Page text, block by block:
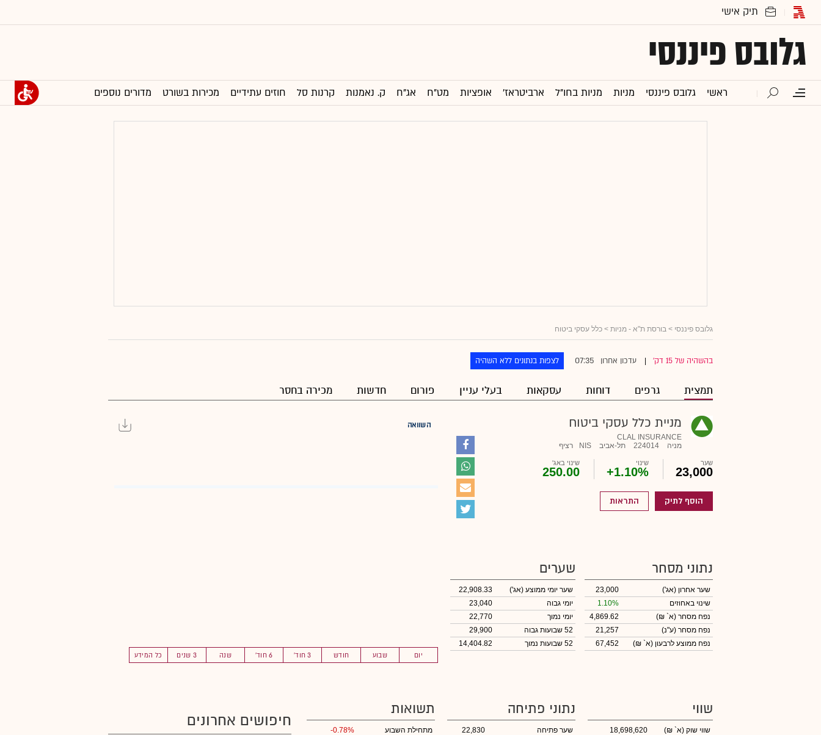
גלובס פיננסי
ראשי גלובס פיננסי מניות מניות בחו"ל ארביטראז' אופציות מט"ח אג"ח ק. נאמנות קרנות סל חוזים עתידיים מכירות בשורט מדורים נוספים
גלובס פיננסי > בורסת ת"א - מניות > כלל עסקי ביטוח
בהשהיה של 15 דק' עדכון אחרון 07:35 לצפות בנתונים ללא השהיה
תמצית גרפים דוחות עסקאות בעלי עניין פורום חדשות מכירה בחסר
מניית כלל עסקי ביטוח
CLAL INSURANCE
מניה
224014 תל-אביב NIS רציף
שער
23,000
שינוי
+1.10%
שינוי באג'
250.00
הוסף לתיק התראות
השוואה
יום שבוע חודש 3 חוד' 6 חוד' שנה 3 שנים כל המידע
נתוני מסחר
שער אחרון (אג')
23,000
שינוי באחוזים
1.10%
נפח מסחר (א` ₪)
4,869.62
נפח מסחר (ע"נ)
21,257
נפח ממוצע לרבעון (א` ₪)
67,452
שערים
שער יומי ממוצע (אג')
22,908.33
יומי גבוה
23,040
יומי נמוך
22,770
52 שבועות גבוה
29,900
52 שבועות נמוך
14,404.82
שווי
שווי שוק (א` ₪)
18,698,620
נתוני פתיחה
שער פתיחה
22,830
תשואות
מתחילת השבוע
-0.78%
חיפושים אחרונים